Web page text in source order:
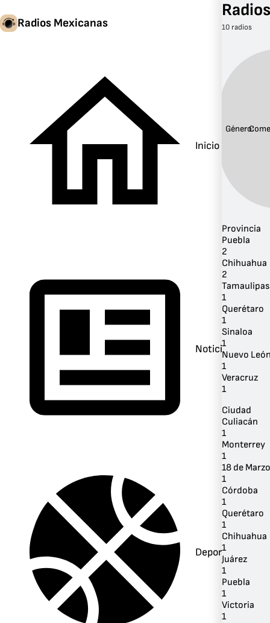
Radios Mexicanas
Inicio
Noticias
Deportes
10 radios
Género:
Provincia
Puebla
2
Chihuahua
2
Tamaulipas
1
Querétaro
1
Sinaloa
1
Nuevo
1
Veracruz
1
Ciudad
Culiacán
1
Monterrey
1
18 de Marzo
1
Córdoba
1
Querétaro
1
Chihuahua
1
Juárez
1
Puebla
1
Victoria
1